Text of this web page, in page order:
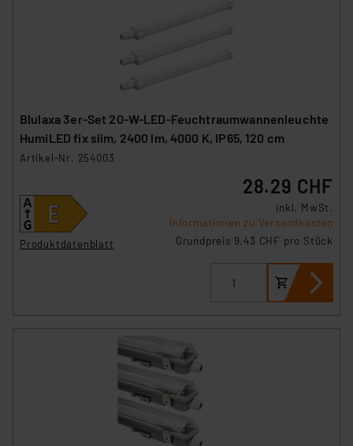
Blulaxa 3er-Set 20-W-LED-Feuchtraumwannenleuchte
HumiLED fix slim, 2400 lm, 4000 K, IP65, 120 cm
Artikel-Nr. 254003
Produktdatenblatt
28.29 CHF
inkl. MwSt.
Informationen zu Versandkosten
Grundpreis 9.43 CHF pro Stück